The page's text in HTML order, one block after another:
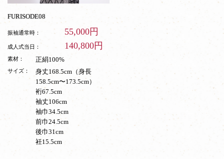
FURISODE08
振袖通常時： 55,000円
成人式当日： 140,800円
素材： 正絹100%
サイズ：
身丈168.5cm（身長
158.5cm〜173.5cm）
裄67.5cm
袖丈106cm
袖巾34.5cm
前巾24.5cm
後巾31cm
衽15.5cm